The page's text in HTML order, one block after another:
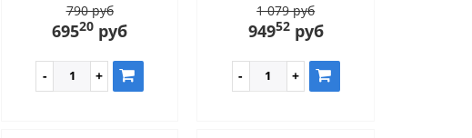
790 руб
69520 руб
1 079 руб
94952руб